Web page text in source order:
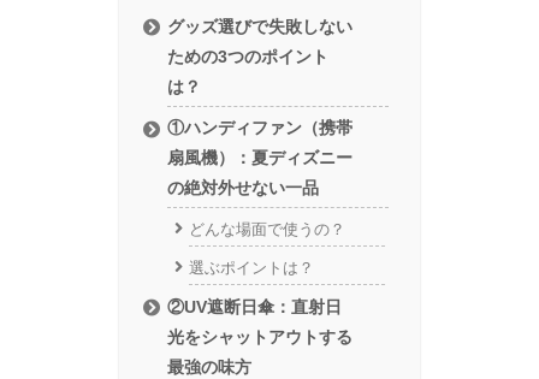
グッズ選びで失敗しない
ための3つのポイント
は？
①ハンディファン（携帯
扇風機）：夏ディズニー
の絶対外せない一品
どんな場面で使うの？
選ぶポイントは？
②UV遮断日傘：直射日
光をシャットアウトする
最強の味方